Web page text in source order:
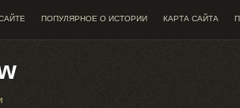
ПОПУЛЯРНОЕ О ИСТОРИИ КАРТА САЙТА